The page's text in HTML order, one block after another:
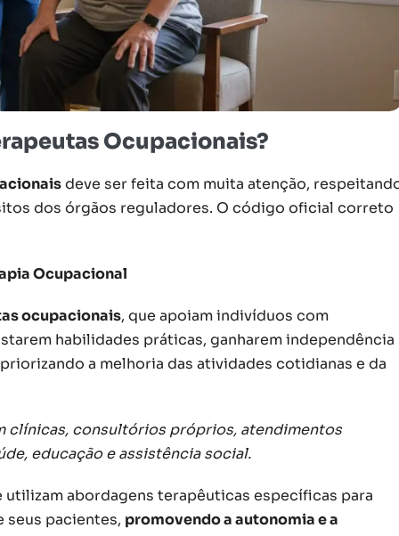
Ocupacionais?
deve ser feita com muita atenção,
dos órgãos reguladores. O código oficial correto
Ocupacional
ocupacionais, que apoiam indivíduos com
habilidades práticas, ganharem independência
a melhoria das atividades cotidianas e da
clínicas, consultórios próprios, atendimentos
educação e assistência social.
abordagens terapêuticas específicas para
seus pacientes, promovendo a autonomia e a